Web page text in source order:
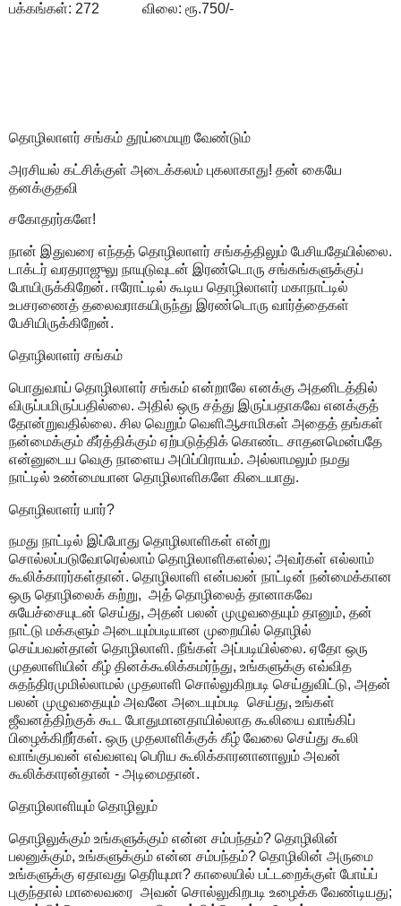
பக்கங்கள்: 272 விலை: ரூ.750/-
தொழிலாளர் சங்கம் தூய்மையுற வேண்டும்
அரசியல் கட்சிக்குள் அடைக்கலம் புகலாகாது! தன் கையே
தனக்குதவி
சகோதரர்களே!
நான் இதுவரை எந்தத் தொழிலாளர் சங்கத்திலும் பேசியதேயில்லை.
டாக்டர் வரதராஜுலு நாயுடுவுடன் இரண்டொரு சங்கங்களுக்குப்
போயிருக்கிறேன். ஈரோட்டில் கூடிய தொழிலாளர் மகாநாட்டில்
உபசரணைத் தலைவராகயிருந்து இரண்டொரு வார்த்தைகள்
பேசியிருக்கிறேன்.
தொழிலாளர் சங்கம்
பொதுவாய் தொழிலாளர் சங்கம் என்றாலே எனக்கு அதனிடத்தில்
விருப்பமிருப்பதில்லை. அதில் ஒரு சத்து இருப்பதாகவே எனக்குத்
தோன்றுவதில்லை. சில வெறும் வெளிஆசாமிகள் அதைத் தங்கள்
நன்மைக்கும் கீர்த்திக்கும் ஏற்படுத்திக் கொண்ட சாதனமென்பதே
என்னுடைய வெகு நாளைய அபிப்பிராயம். அல்லாமலும் நமது
நாட்டில் உண்மையான தொழிலாளிகளே கிடையாது.
தொழிலாளர் யார்?
நமது நாட்டில் இப்போது தொழிலாளிகள் என்று
சொல்லப்படுவோரெல்லாம் தொழிலாளிகளல்ல; அவர்கள் எல்லாம்
கூலிக்காரர்கள்தான். தொழிலாளி என்பவன் நாட்டின் நன்மைக்கான
ஒரு தொழிலைக் கற்று, அத் தொழிலைத் தானாகவே
சுயேச்சையுடன் செய்து, அதன் பலன் முழுவதையும் தானும், தன்
நாட்டு மக்களும் அடையும்படியான முறையில் தொழில்
செய்பவன்தான் தொழிலாளி. நீங்கள் அப்படியில்லை. ஏதோ ஒரு
முதலாளியின் கீழ் தினக்கூலிக்கமர்ந்து, உங்களுக்கு எவ்வித
சுதந்திரமுமில்லாமல் முதலாளி சொல்லுகிறபடி செய்துவிட்டு, அதன்
பலன் முழுவதையும் அவனே அடையும்படி செய்து, உங்கள்
ஜீவனத்திற்குக் கூட போதுமானதாயில்லாத கூலியை வாங்கிப்
பிழைக்கிறீர்கள். ஒரு முதலாளிக்குக் கீழ் வேலை செய்து கூலி
வாங்குபவன் எவ்வளவு பெரிய கூலிக்காரனானாலும் அவன்
கூலிக்காரன்தான் - அடிமைதான்.
தொழிலாளியும் தொழிலும்
தொழிலுக்கும் உங்களுக்கும் என்ன சம்பந்தம்? தொழிலின்
பலனுக்கும், உங்களுக்கும் என்ன சம்பந்தம்? தொழிலின் அருமை
உங்களுக்கு ஏதாவது தெரியுமா? காலையில் பட்டறைக்குள் போய்ப்
புகுந்தால் மாலைவரை அவன் சொல்லுகிறபடி உழைக்க வேண்டியது;